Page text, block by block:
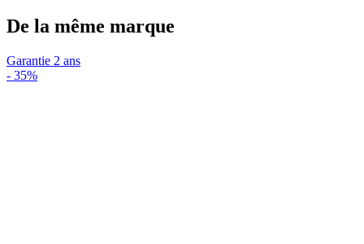
De la même marque
Garantie 2 ans
- 35%